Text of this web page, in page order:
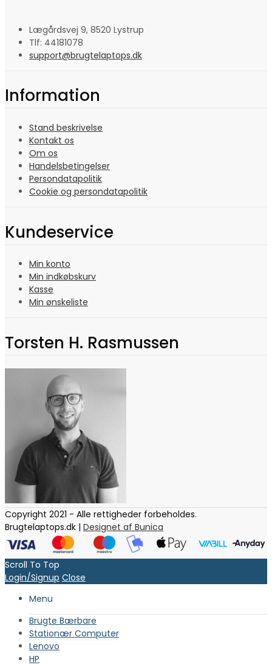
Lægårdsvej 9, 8520 Lystrup
Tlf: 44181078
support@brugtelaptops.dk
Information
Stand beskrivelse
Kontakt os
Om os
Handelsbetingelser
Persondatapolitik
Cookie og persondatapolitik
Kundeservice
Min konto
Min indkøbskurv
Kasse
Min ønskeliste
Torsten H. Rasmussen
Copyright 2021 - Alle rettigheder forbeholdes.
Brugtelaptops.dk | Designet af Bunica
Scroll To Top
Login/Signup Close
Menu
Brugte Bærbare
Stationær Computer
Lenovo
HP